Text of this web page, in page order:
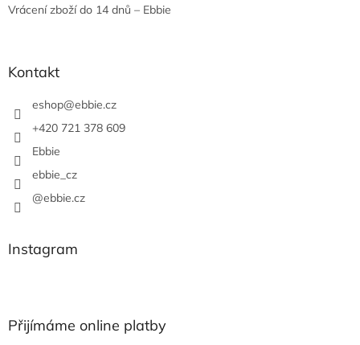
Vrácení zboží do 14 dnů – Ebbie
Kontakt
eshop@ebbie.cz
+420 721 378 609
Ebbie
ebbie_cz
@ebbie.cz
Instagram
Přijímáme online platby